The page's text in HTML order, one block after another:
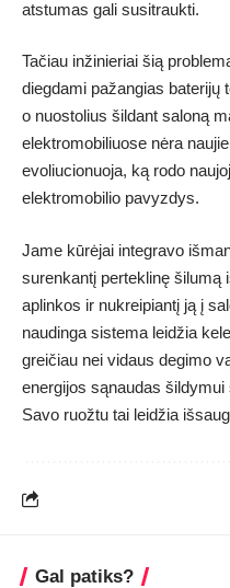
atstumas gali susitraukti.
Tačiau inžinieriai šią
diegdami pažangias
o nuostolius šildant saloną
elektromobiliuose nėra
evoliucionuoja, ką rodo
elektromobilio pavyzdys.
Jame kūrėjai integravo
surenkantį perteklinę šilumą
aplinkos ir nukreipiantį ją į
naudinga sistema leidžia
greičiau nei vidaus degimo
energijos sąnaudas
Savo ruožtu tai leidžia
Gal patiks?